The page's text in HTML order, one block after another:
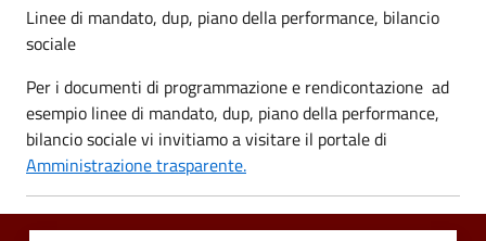
Linee di mandato, dup, piano della performance, bilancio
sociale
Per i documenti di programmazione e rendicontazione ad
esempio linee di mandato, dup, piano della performance,
bilancio sociale vi invitiamo a visitare il portale di
Amministrazione trasparente.